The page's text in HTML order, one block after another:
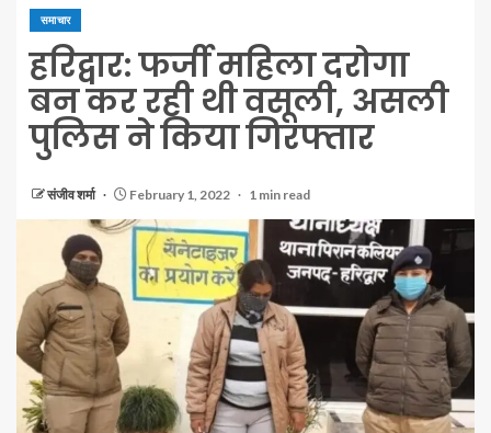
समाचार
हरिद्वार: फर्जी महिला दरोगा
बन कर रही थी वसूली, असली
पुलिस ने किया गिरफ्तार
संजीव शर्मा February 1, 2022 1 min read